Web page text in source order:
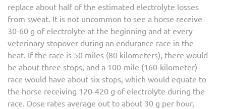
replace about half of the estimated electrolyte losses
from sweat. It is not uncommon to see a horse receive
30-60 g of electrolyte at the beginning and at every
veterinary stopover during an endurance race in the
heat. If the race is 50 miles (80 kilometers), there would
be about three stops, and a 100-mile (160-kilometer)
race would have about six stops, which would equate to
the horse receiving 120-420 g of electrolyte during the
race. Dose rates average out to about 30 g per hour,